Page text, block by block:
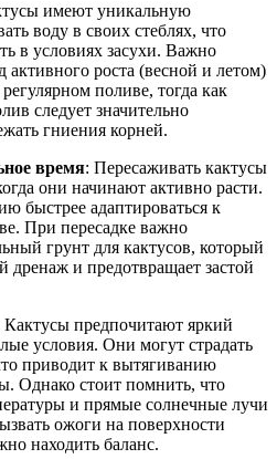
имеют уникальную
воду в своих стеблях, что
в условиях засухи. Важно
активного роста (весной и летом)
поливе, тогда как
следует значительно
гниения корней.
время: Пересаживать кактусы
они начинают активно расти.
быстрее адаптироваться к
При пересадке важно
грунт для кактусов, который
дренаж и предотвращает застой
Кактусы предпочитают яркий
условия. Они могут страдать
приводит к вытягиванию
Однако стоит помнить, что
и прямые солнечные лучи
ожоги на поверхности
находить баланс.